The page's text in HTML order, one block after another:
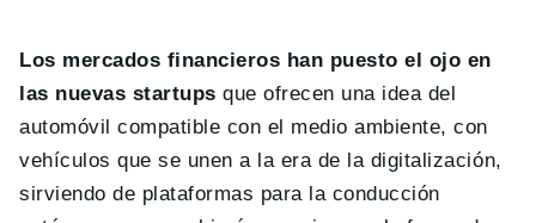
Los mercados financieros han puesto el ojo en
las nuevas startups que ofrecen una idea del
automóvil compatible con el medio ambiente, con
vehículos que se unen a la era de la digitalización,
sirviendo de plataformas para la conducción